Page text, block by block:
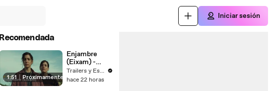
Iniciar sesión
Recomendada
1:51 | Próximamente
Enjambre
(Eixam) -
Trailer
español
Trailers y Estrenos
hace 22 horas